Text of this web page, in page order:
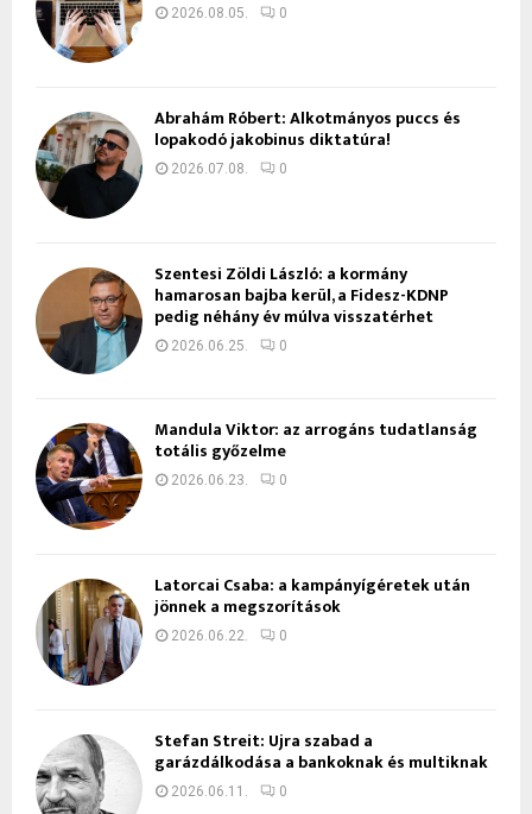
2026.08.05. 0
Ábrahám Róbert: Alkotmányos puccs és
lopakodó jakobinus diktatúra!
2026.07.08. 0
Szentesi Zöldi László: a kormány
hamarosan bajba kerül, a Fidesz-KDNP
pedig néhány év múlva visszatérhet
2026.06.25. 0
Mandula Viktor: az arrogáns tudatlanság
totális győzelme
2026.06.23. 0
Latorcai Csaba: a kampányígéretek után
jönnek a megszorítások
2026.06.22. 0
Stefan Streit: Újra szabad a
garázdálkodása a bankoknak és multiknak
2026.06.11. 0